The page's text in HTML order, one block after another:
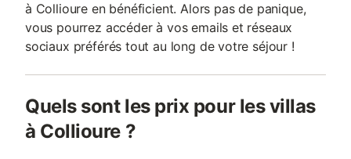
à Collioure en bénéficient. Alors pas de panique,
vous pourrez accéder à vos emails et réseaux
sociaux préférés tout au long de votre séjour !
Quels sont les prix pour les villas
à Collioure ?